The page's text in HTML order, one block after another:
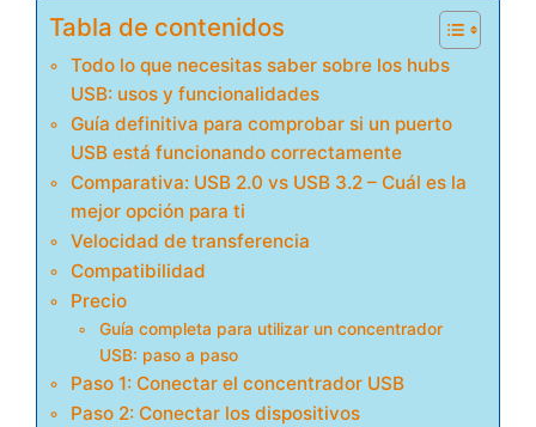
Tabla de contenidos
Todo lo que necesitas saber sobre los hubs
USB: usos y funcionalidades
Guía definitiva para comprobar si un puerto
USB está funcionando correctamente
Comparativa: USB 2.0 vs USB 3.2 – Cuál es la
mejor opción para ti
Velocidad de transferencia
Compatibilidad
Precio
Guía completa para utilizar un concentrador
USB: paso a paso
Paso 1: Conectar el concentrador USB
Paso 2: Conectar los dispositivos